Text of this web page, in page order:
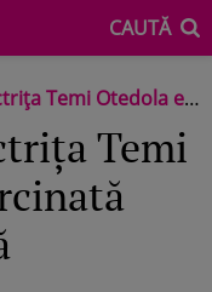
CAUTĂ
este însărcinată pentru prima oară
Temi